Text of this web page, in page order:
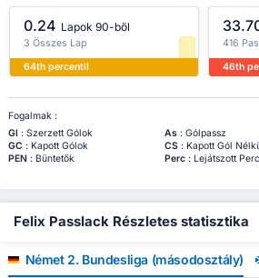
0.24 Lapok 90-ből
3 Összes Lap
64th percentil
416
46th
Fogalmak :
Gl : Szerzett Gólok As: Gólpassz
GC : Kapott Gólok CS: Kapott Gól
PEN: Büntetők Perc: Lejátszott
Felix Passlack Részletes statisztika
Német 2. Bundesliga (másodosztály)